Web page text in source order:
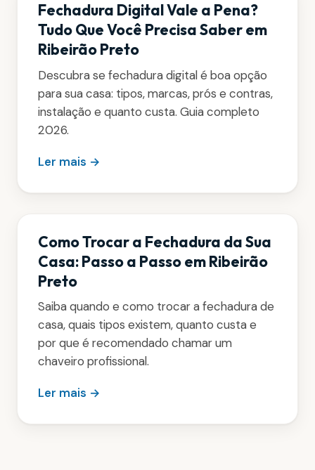
Fechadura Digital Vale a Pena?
Tudo Que Você Precisa Saber em
Ribeirão Preto
Descubra se fechadura digital é boa opção
para sua casa: tipos, marcas, prós e contras,
instalação e quanto custa. Guia completo
2026.
Ler mais →
Como Trocar a Fechadura da Sua
Casa: Passo a Passo em Ribeirão
Preto
Saiba quando e como trocar a fechadura de
casa, quais tipos existem, quanto custa e
por que é recomendado chamar um
chaveiro profissional.
Ler mais →